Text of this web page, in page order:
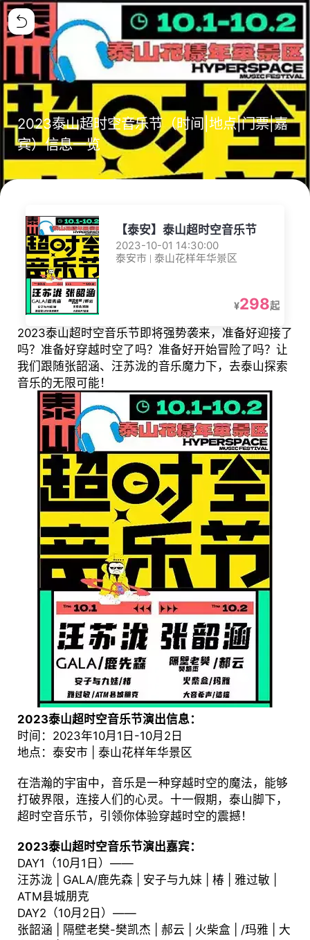
2023泰山超时空音乐节（时间|地点|门票|嘉
宾）信息一览
【泰安】泰山超时空音乐节
2023-10-01 14:30:00
泰安市 | 泰山花样年华景区
¥298起
2023泰山超时空音乐节即将强势袭来，准备好迎接了
吗？准备好穿越时空了吗？准备好开始冒险了吗？让
我们跟随张韶涵、汪苏泷的音乐魔力下，去泰山探索
音乐的无限可能！
2023泰山超时空音乐节演出信息：
时间：2023年10月1日-10月2日
地点：泰安市 | 泰山花样年华景区
在浩瀚的宇宙中，音乐是一种穿越时空的魔法，能够
打破界限，连接人们的心灵。十一假期，泰山脚下，
超时空音乐节，引领你体验穿越时空的震撼！
2023泰山超时空音乐节演出嘉宾：
DAY1（10月1日）——
汪苏泷 | GALA/鹿先森 | 安子与九妹 | 椿 | 雅过敏 |
ATM县城朋克
DAY2（10月2日）——
张韶涵 | 隔壁老樊-樊凯杰 | 郝云 | 火柴盒 | /玛雅 | 大